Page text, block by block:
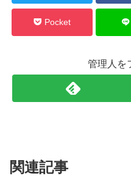
Pocket
管理人を
関連記事